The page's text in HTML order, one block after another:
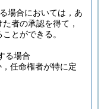
場合においては，あ
者の承認を得て，
とができる。
る場合
任命権者が特に定